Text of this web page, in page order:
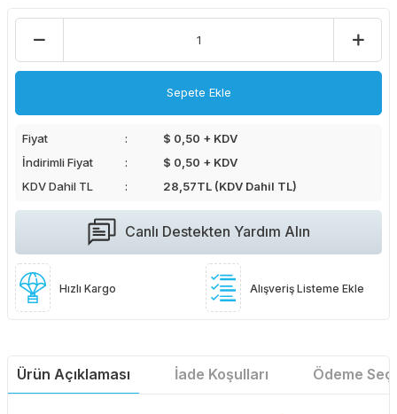
Sepete Ekle
Fiyat
$ 0,50 + KDV
İndirimli Fiyat
$ 0,50 + KDV
KDV Dahil TL
28,57TL (KDV Dahil TL)
Canlı Destekten Yardım Alın
Hızlı Kargo Alışveriş Listeme Ekle
Ürün Açıklaması İade Koşulları Ödeme